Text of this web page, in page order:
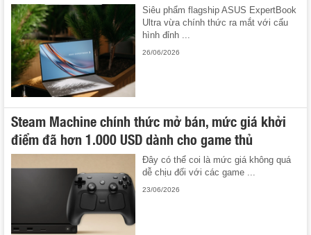
Siêu phẩm flagship ASUS ExpertBook
Ultra vừa chính thức ra mắt với cấu
hình đỉnh ...
26/06/2026
Steam Machine chính thức mở bán, mức giá khởi
điểm đã hơn 1.000 USD dành cho game thủ
Đây có thể coi là mức giá không quá
dễ chịu đối với các game ...
23/06/2026